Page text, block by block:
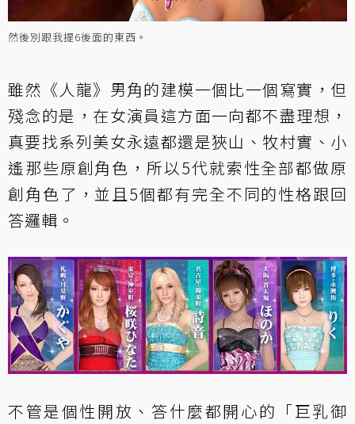
然後別跟我提6後面的東西。
雖然《人龍》男角的建模一個比一個寫實，但
殘念的是，在女演員這方面一向都不盡理想，
真要找系列美女永遠都還是狹山、牧村實、小
遙那些原創角色，所以5代就索性全部都做原
創角色了，並且5個都有完全不同的性格跟回
答邏輯。
不管是個性開放、答什麼都開心的「巨乳御